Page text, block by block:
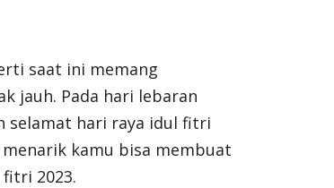
saat ini memang
jauh. Pada hari lebaran
selamat hari raya idul fitri
kamu bisa membuat
2023.